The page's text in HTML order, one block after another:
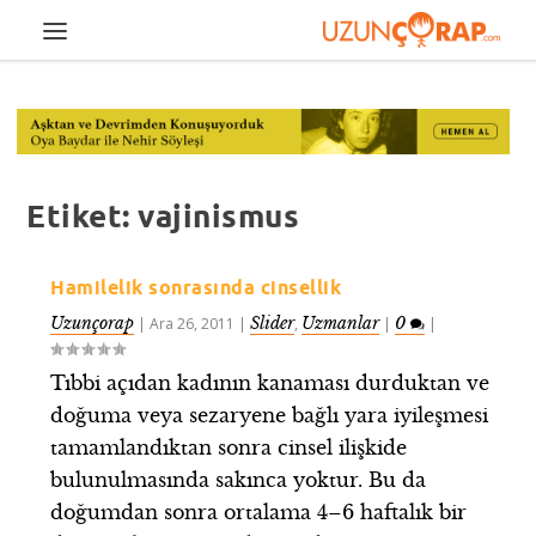
Etiket:vajinismus
Hamilelik sonrasında cinsellik
Uzunçorap |Ara 26, 2011 |Slider, Uzmanlar| 0 |
Tıbbi açıdan kadının kanaması durduktan ve
doğuma veya sezaryene bağlı yara iyileşmesi
tamamlandıktan sonra cinsel ilişkide
bulunulmasında sakınca yoktur. Bu da
doğumdan sonra ortalama 4–6 haftalık bir